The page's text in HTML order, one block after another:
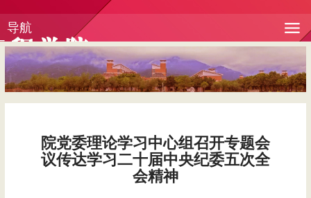
导航
院党委理论学习中心组召开专题会
议传达学习二十届中央纪委五次全
会精神